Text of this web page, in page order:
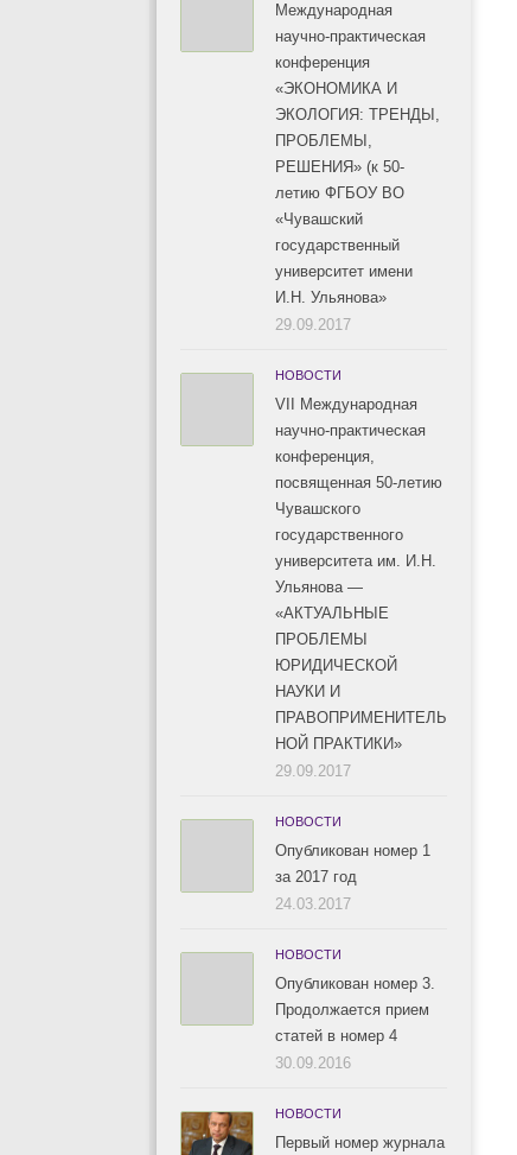
Международная
научно-практическая
конференция
«ЭКОНОМИКА И
ЭКОЛОГИЯ: ТРЕНДЫ,
ПРОБЛЕМЫ,
РЕШЕНИЯ» (к 50-
летию ФГБОУ ВО
«Чувашский
государственный
университет имени
И.Н. Ульянова»
29.09.2017
НОВОСТИ
VII Международная
научно-практическая
конференция,
посвященная 50-летию
Чувашского
государственного
университета им. И.Н.
Ульянова —
«АКТУАЛЬНЫЕ
ПРОБЛЕМЫ
ЮРИДИЧЕСКОЙ
НАУКИ И
ПРАВОПРИМЕНИТЕЛЬ
НОЙ ПРАКТИКИ»
29.09.2017
НОВОСТИ
Опубликован номер 1
за 2017 год
24.03.2017
НОВОСТИ
Опубликован номер 3.
Продолжается прием
статей в номер 4
30.09.2016
НОВОСТИ
Первый номер журнала